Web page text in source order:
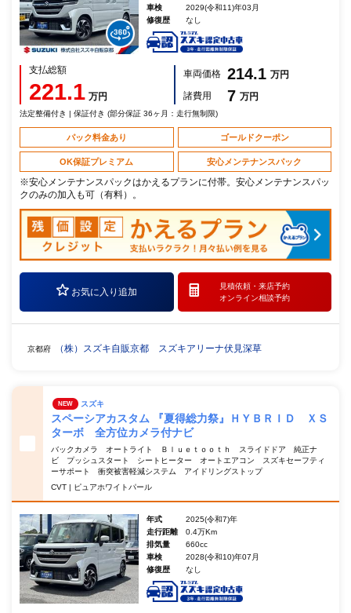
車検
2029(令和11)年03月
修復歴
なし
支払総額
221.1 万円
車両価格 214.1 万円
諸費用
7 万円
法定整備付き | 保証付き (部分保証 36ヶ月：走行無制限)
パック料金あり ゴールドクーポン
OK保証プレミアム 安心メンテナンスパック
※安心メンテナンスパックはかえるプランに付帯。安心メンテナンスパッ
クのみの加入も可（有料）。
お気に入り追加
見積依頼・ 来店予約
オンライン相談予約
京都府 （株）スズキ自販京都 スズキアリーナ伏見深草
NEW スズキ
スペーシアカスタム 『夏得総力祭』ＨＹＢＲＩＤ ＸＳ
ターボ 全方位カメラ付ナビ
バックカメラ オートライト Ｂｌｕｅｔｏｏｔｈ スライドドア 純正ナ
ビ プッシュスタート シートヒーター オートエアコン スズキセーフティ
ーサポート 衝突被害軽減システム アイドリングストップ
CVT | ピュアホワイトパール
年式
2025(令和7)年
走行距離
0.4万Km
排気量
660cc
車検
2028(令和10)年07月
修復歴
なし